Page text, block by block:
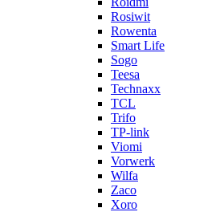
Rosiwit
Rowenta
Smart Life
Sogo
Teesa
Technaxx
TCL
Trifo
TP-link
Viomi
Vorwerk
Wilfa
Zaco
Xoro